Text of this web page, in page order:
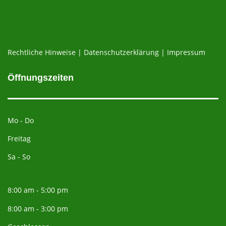
Rechtliche Hinweise | Datenschutzerklärung | Impressum
Öffnungszeiten
Mo - Do
Freitag
Sa - So
8:00 am - 5:00 pm
8:00 am - 3:00 pm